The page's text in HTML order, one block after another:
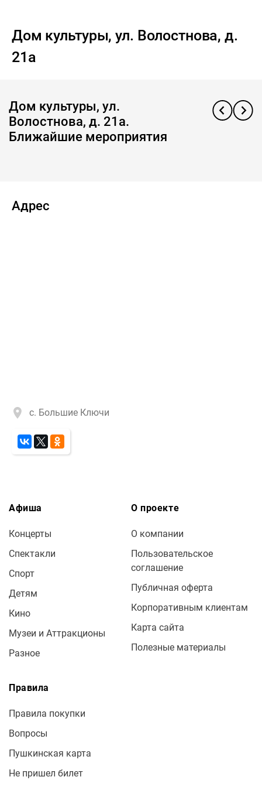
Дом культуры, ул. Волостнова, д.
21а
Дом культуры, ул.
Волостнова, д. 21а.
Ближайшие мероприятия
Адрес
с. Большие Ключи
Афиша
Концерты
Спектакли
Спорт
Детям
Кино
Музеи и Аттракционы
Разное
О проекте
О компании
Пользовательское
соглашение
Публичная оферта
Корпоративным клиентам
Карта сайта
Полезные материалы
Правила
Правила покупки
Вопросы
Пушкинская карта
Не пришел билет